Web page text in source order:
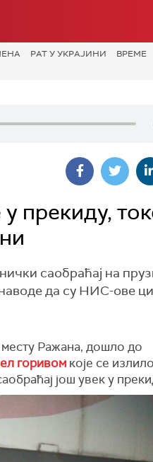
РАТ У УКРАЈИНИ ВРЕМЕ
прекиду,
саобраћај на
да су НИС-ове
Ражана, дошло до
горивом које се
још увек у